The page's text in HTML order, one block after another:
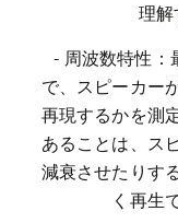
理解
- 周波数特性：
で、スピーカー
再現するかを測
あることは、ス
減衰させたりす
く再生